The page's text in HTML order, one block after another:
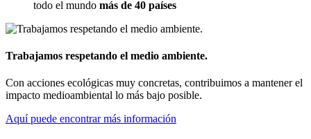
todo el mundo más de 40 países
Trabajamos respetando el medio ambiente.
Con acciones ecológicas muy concretas, contribuimos a mantener el
impacto medioambiental lo más bajo posible.
Aquí puede encontrar más información